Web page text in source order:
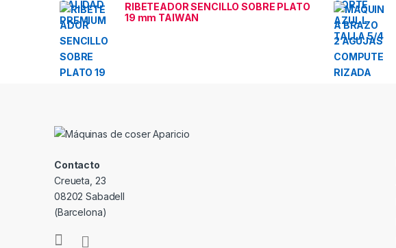
RIBETEADOR SENCILLO SOBRE PLATO
19 mm TAIWAN
Contacto
Creueta, 23
08202 Sabadell
(Barcelona)